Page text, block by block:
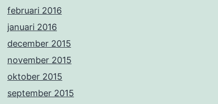
februari 2016
januari 2016
december 2015
november 2015
oktober 2015
september 2015